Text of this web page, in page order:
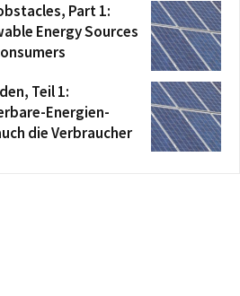
Part 1:
Energy Sources
Teil 1:
Energien-
die Verbraucher